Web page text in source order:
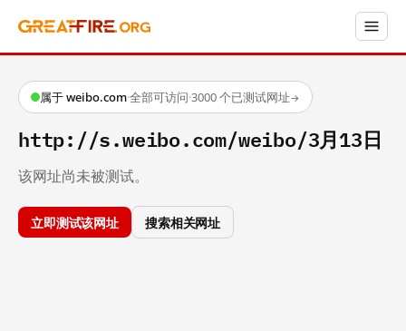
属于 weibo.com·全部可访问·3000 个已测试网址→
http://s.weibo.com/weibo/3月13日
该网址尚未被测试。
立即测试该网址 搜索相关网址